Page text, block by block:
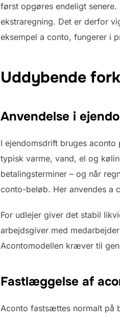
først opgøres endeligt
ekstraregning. Det er derfor
eksempel a conto, fungerer i
Uddybende
Anvendelse i
I ejendomsdrift bruges
typisk varme, vand, el og
betalingsterminer – og når
conto-beløb. Her anvendes a
For udlejer giver det stabil
arbejdsgiver med
Acontomodellen kræver til
Fastlæggelse af
Aconto fastsættes normalt på